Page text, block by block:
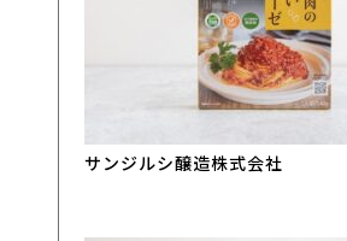
サンジルシ醸造株式会社